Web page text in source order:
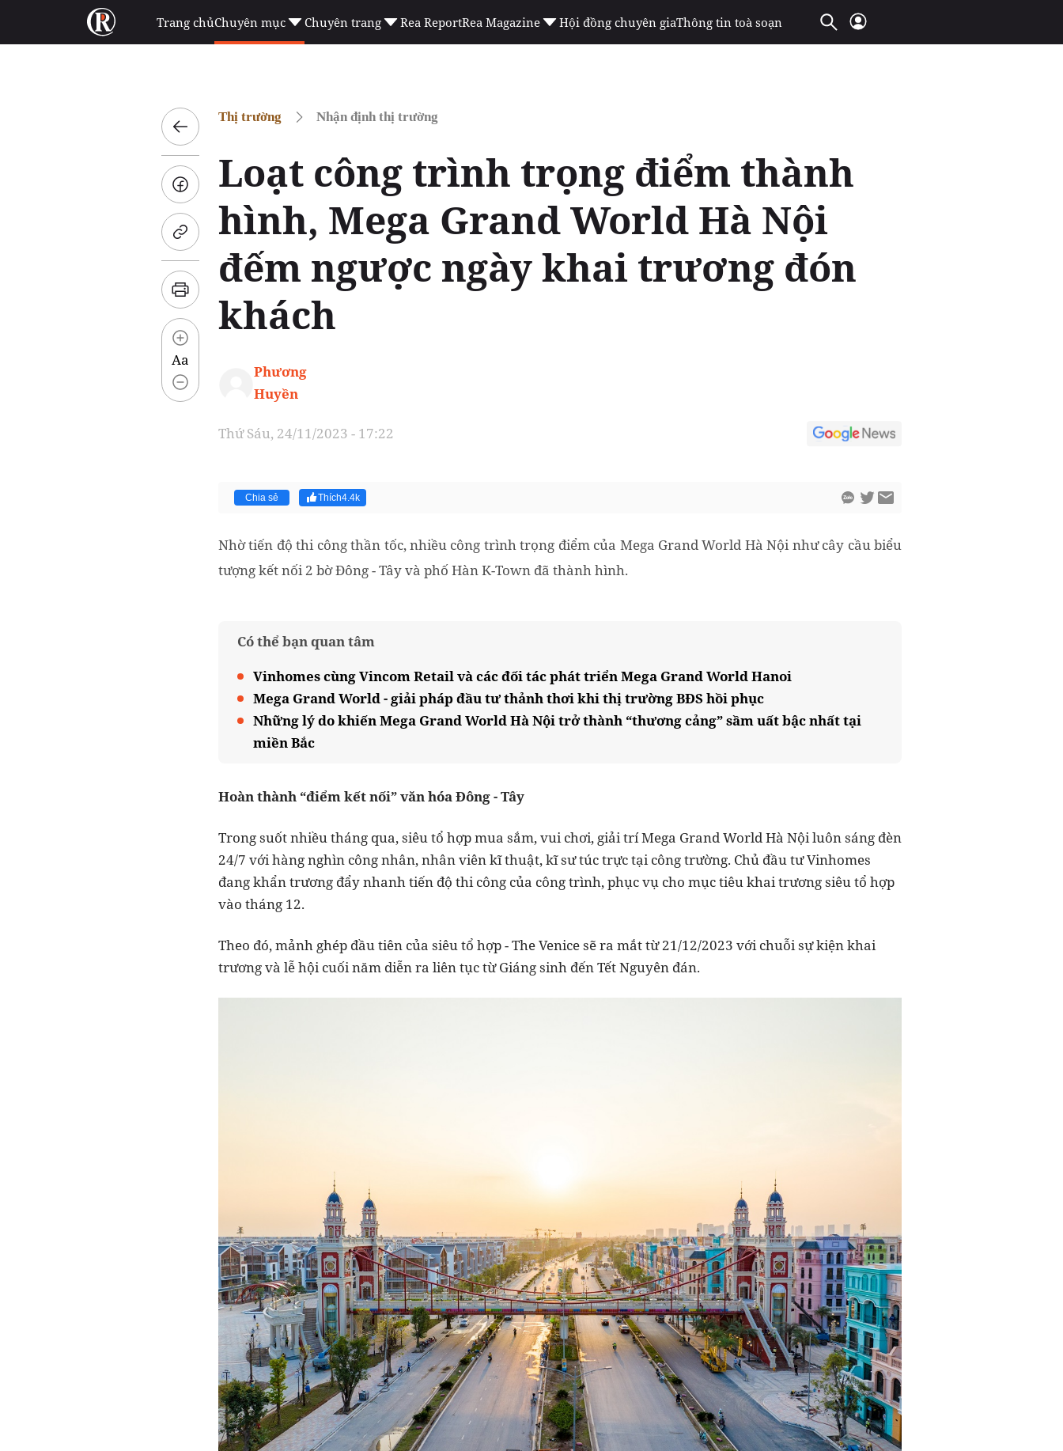
Trang chủChuyên mục Chuyên trang Rea ReportRea Magazine Hội đồng chuyên giaThông tin toà soạn
Aa
Thị trường Nhận định thị trường
Loạt công trình trọng điểm thành
hình, Mega Grand World Hà Nội
đếm ngược ngày khai trương đón
khách
Phương
Huyền
Thứ Sáu, 24/11/2023 - 17:22
Chia sẻ Thích4.4k
Nhờ tiến độ thi công thần tốc, nhiều công trình trọng điểm của Mega Grand World Hà Nội như cây cầu biểu
tượng kết nối 2 bờ Đông - Tây và phố Hàn K-Town đã thành hình.
Có thể bạn quan tâm
Vinhomes cùng Vincom Retail và các đối tác phát triển Mega Grand World Hanoi
Mega Grand World - giải pháp đầu tư thảnh thơi khi thị trường BĐS hồi phục
Những lý do khiến Mega Grand World Hà Nội trở thành “thương cảng” sầm uất bậc nhất tại
miền Bắc
Hoàn thành “điểm kết nối”văn hóa Đông-Tây
Trong suốt nhiều tháng qua, siêu tổ hợp mua sắm, vui chơi, giải trí Mega Grand World Hà Nội luôn sáng đèn
24/7 với hàng nghìn công nhân, nhân viên kĩ thuật, kĩ sư túc trực tại công trường. Chủ đầu tư Vinhomes
đang khẩn trương đẩy nhanh tiến độ thi công của công trình, phục vụ cho mục tiêu khai trương siêu tổ hợp
vào tháng 12.
Theo đó, mảnh ghép đầu tiên của siêu tổ hợp - The Venice sẽ ra mắt từ 21/12/2023 với chuỗi sự kiện khai
trương và lễ hội cuối năm diễn ra liên tục từ Giáng sinh đến Tết Nguyên đán.